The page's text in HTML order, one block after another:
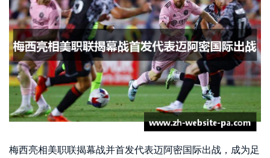
梅西亮相美职联揭幕战并首发代表迈阿密国际出战，成为足